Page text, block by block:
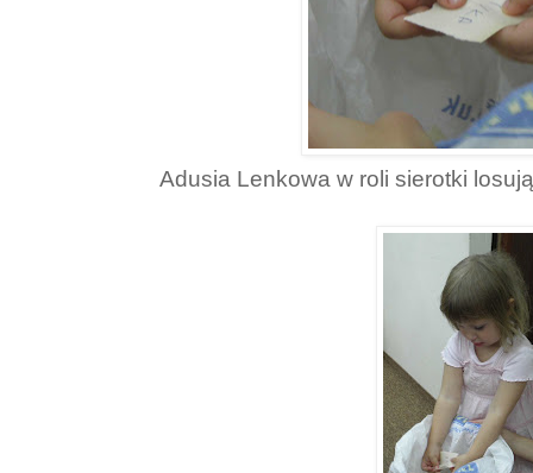
Adusia Lenkowa w roli sierotki